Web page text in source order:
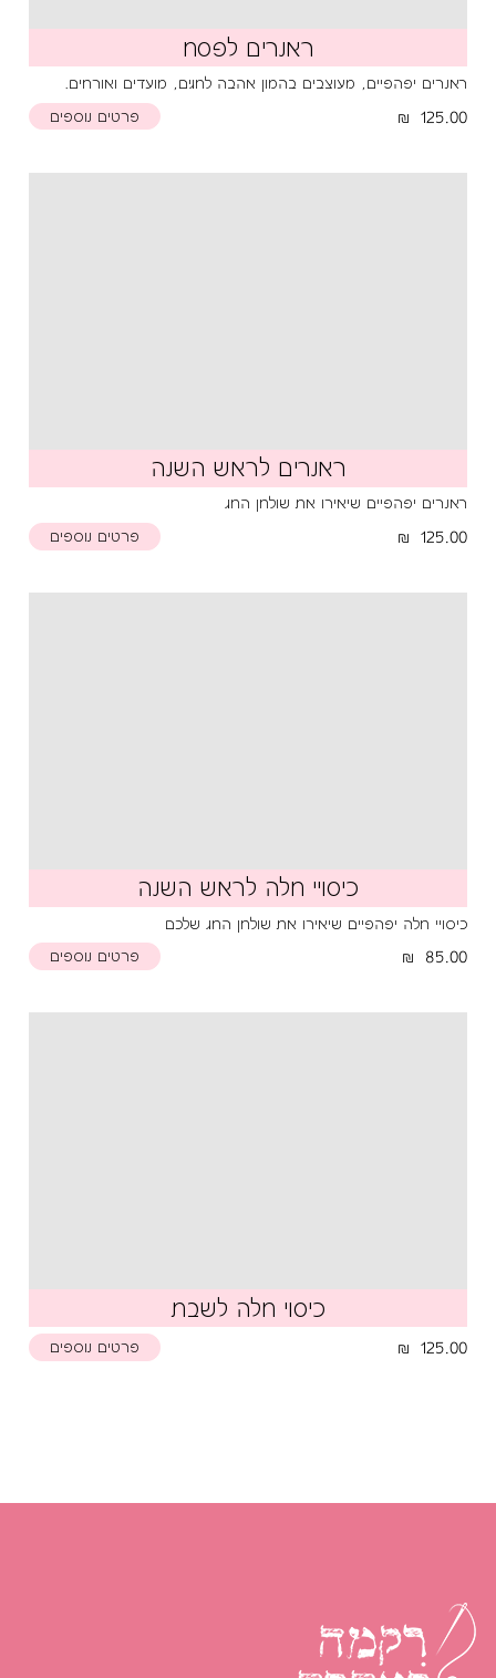
ראנרים לפסח
ראנרים יפהפיים, מעוצבים בהמון אהבה לחגים, מועדים ואורחים.
125.00 פרטים נוספים
ראנרים לראש השנה
ראנרים יפהפיים שיאירו את שולחן החג
125.00 פרטים נוספים
כיסויי חלה לראש השנה
כיסויי חלה יפהפיים שיאירו את שולחן החג שלכם
85.00 פרטים נוספים
כיסוי חלה לשבת
125.00 פרטים נוספים